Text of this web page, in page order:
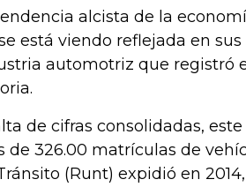
alcista de la
está viendo reflejada en
automotriz que registró
de cifras consolidadas,
de 326.00 matrículas de
(Runt) expidió en